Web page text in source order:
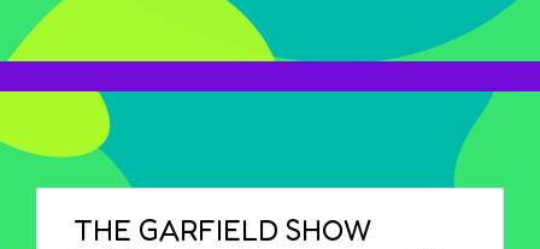
THE GARFIELD SHOW